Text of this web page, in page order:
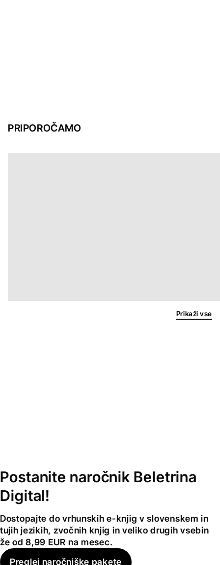
PRIPOROČAMO
Prikaži vse
Postanite naročnik Beletrina
Digital!
Dostopajte do vrhunskih e-knjig v slovenskem in
tujih jezikih, zvočnih knjig in veliko drugih vsebin
že od 8,99 EUR na mesec.
Preglej naročniške pakete